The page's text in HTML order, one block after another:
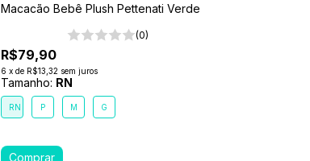
Macacão Bebê Plush Pettenati Verde
(0)
R$79,90
6 x de R$13,32 sem juros
Tamanho: RN
RN P M G